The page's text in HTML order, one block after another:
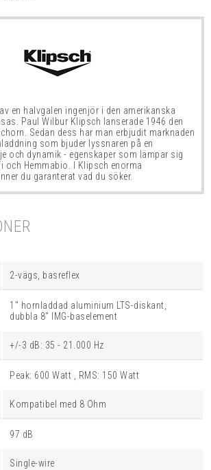
en halvgalen ingenjör i den amerikanska
Paul Wilbur Klipsch lanserade 1946 den
Sedan dess har man erbjudit marknaden
som bjuder lyssnaren på en
och dynamik - egenskaper som lämpar sig
och Hemmabio. I Klipsch enorma
du garanterat vad du söker.
2-vägs, basreflex
1" hornladdad aluminium LTS-diskant,
dubbla 8" IMG-baselement
+/-3 dB: 35 - 21.000 Hz
Peak: 600 Watt , RMS: 150 Watt
Kompatibel med 8 Ohm
97 dB
Single-wire